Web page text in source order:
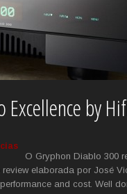
by
O Gryphon Diablo 300
elaborada por José
and cost. Well